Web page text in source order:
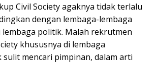
Civil Society agaknya tidak terlalu
dengan lembaga-lembaga
lembaga politik. Malah rekrutmen
khususnya di lembaga
sulit mencari pimpinan, dalam arti